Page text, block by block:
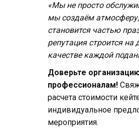
«Мы не просто
мы создаём
становится частью
репутация строится на
качестве каждой
Доверьте
профессионалам!
расчета стоимости
индивидуальное
мероприятия.